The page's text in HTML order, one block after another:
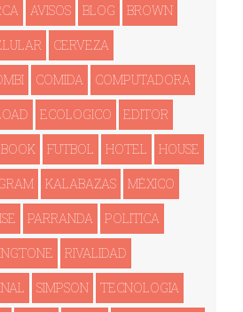
AVISOS BLOG BROWN
CERVEZA
COMIDA COMPUTADORA
ECOLOGICO EDITOR
FUTBOL HOTEL HOUSE
KALABAZAS MÉXICO
PARRANDA POLITICA
RIVALIDAD
SIMPSON TECNOLOGI­A